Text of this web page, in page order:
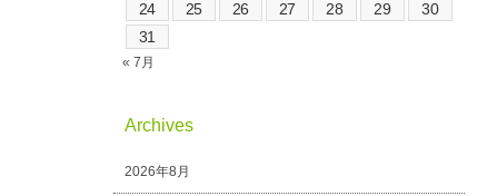
24
25 26 27 28 29
30
31
« 7月
Archives
2026年8月